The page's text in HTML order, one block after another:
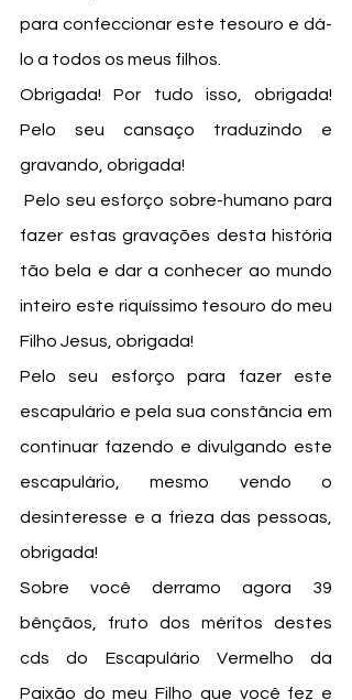
para confeccionar este tesouro e dá-
lo a todos os meus filhos.
Obrigada! Por tudo isso, obrigada!
Pelo seu cansaço traduzindo e
gravando, obrigada!
Pelo seu esforço sobre-humano para
fazer estas gravações desta história
tão bela e dar a conhecer ao mundo
inteiro este riquíssimo tesouro do meu
Filho Jesus, obrigada!
Pelo seu esforço para fazer este
escapulário e pela sua constância em
continuar fazendo e divulgando este
escapulário, mesmo vendo o
desinteresse e a frieza das pessoas,
obrigada!
Sobre você derramo agora 39
bênçãos, fruto dos méritos destes
cds do Escapulário Vermelho da
Paixão do meu Filho que você fez e